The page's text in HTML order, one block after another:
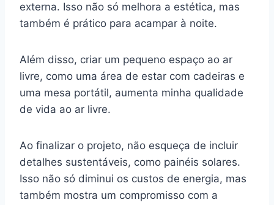
externa. Isso não só melhora a estética, mas
também é prático para acampar à noite.
Além disso, criar um pequeno espaço ao ar
livre, como uma área de estar com cadeiras e
uma mesa portátil, aumenta minha qualidade
de vida ao ar livre.
Ao finalizar o projeto, não esqueça de incluir
detalhes sustentáveis, como painéis solares.
Isso não só diminui os custos de energia, mas
também mostra um compromisso com a